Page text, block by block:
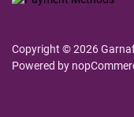
Copyright © 2026
Powered by